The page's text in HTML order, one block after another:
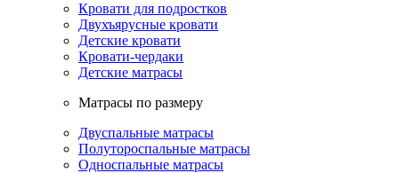
Кровати для подростков
Двухъярусные кровати
Детские кровати
Кровати-чердаки
Детские матрасы
Матрасы по размеру
Двуспальные матрасы
Полутороспальные матрасы
Односпальные матрасы